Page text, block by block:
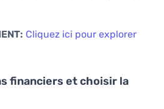
Cliquez ici pour explorer
financiers et choisir la